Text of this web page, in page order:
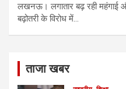
लखनऊ। लगातार बढ़ रही महंगाई
बढ़ोतरी के विरोध में…
ताजा खबर